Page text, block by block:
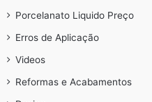
Porcelanato Liquido Preço
Erros de Aplicação
Videos
Reformas e Acabamentos